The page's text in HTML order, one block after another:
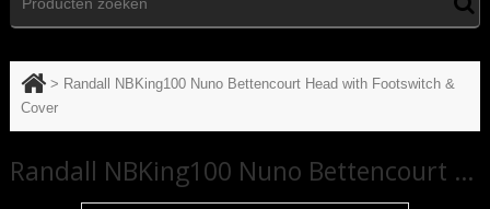
> Randall NBKing100 Nuno Bettencourt Head with Footswitch &
Cover
Randall NBKing100 Nuno Bettencourt Head with Footswitch & Cover